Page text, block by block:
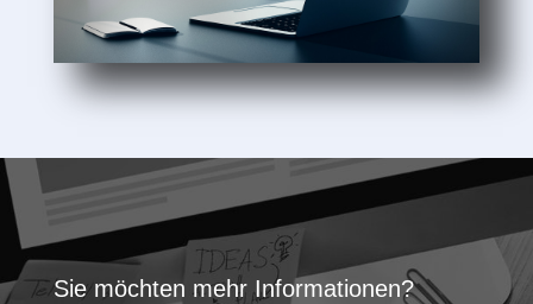
Sie möchten mehr Informationen?